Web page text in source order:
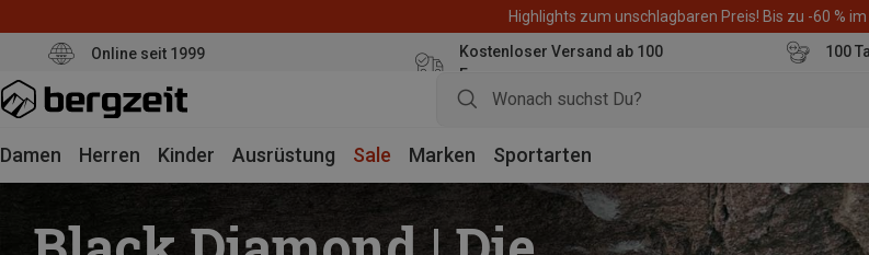
Highlights zum unschlagbaren Preis! Bis zu -60 %
Online seit 1999
Kostenloser Versand ab 100
Euro
100
Damen Herren Kinder Ausrüstung Sale Marken Sportarten